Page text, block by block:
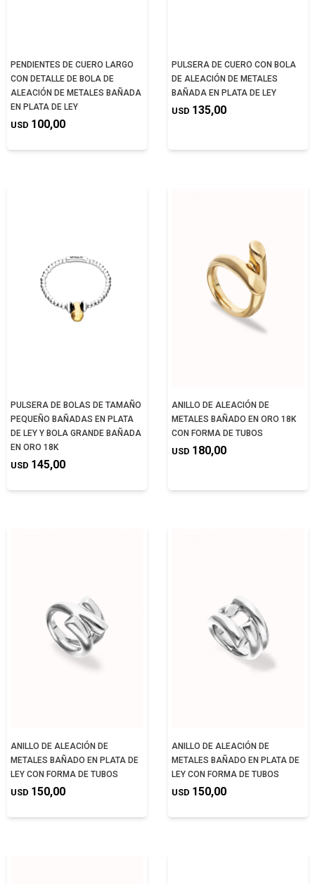
PENDIENTES DE CUERO LARGO
CON DETALLE DE BOLA DE
ALEACIÓN DE METALES BAÑADA
EN PLATA DE LEY
USD 100,00
PULSERA DE CUERO CON BOLA
DE ALEACIÓN DE METALES
BAÑADA EN PLATA DE LEY
USD 135,00
PULSERA DE BOLAS DE TAMAÑO
PEQUEÑO BAÑADAS EN PLATA
DE LEY Y BOLA GRANDE BAÑADA
EN ORO 18K
USD 145,00
ANILLO DE ALEACIÓN DE
METALES BAÑADO EN ORO 18K
CON FORMA DE TUBOS
USD 180,00
ANILLO DE ALEACIÓN DE
METALES BAÑADO EN PLATA DE
LEY CON FORMA DE TUBOS
USD 150,00
ANILLO DE ALEACIÓN DE
METALES BAÑADO EN PLATA DE
LEY CON FORMA DE TUBOS
USD 150,00